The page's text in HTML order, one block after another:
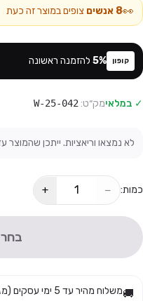
👀
8 אנשים צופים במוצר זה כעת
קופון 5% להזמנה ראשונה
✓ במלאימק״ט: 25-042-W
לא נמצאו וריאציות. ייתכן שהמוצר
כמות: −
+
בחר
🚚משלוח מהיר עד 5 ימי עסקים (מגיע בד״כ עד 3)